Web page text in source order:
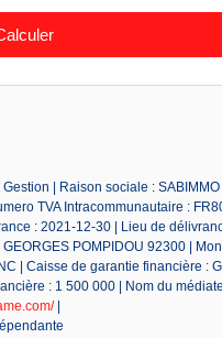
| Raison sociale :
TVA Intracommunautaire :
: 2021-12-30 | Lieu de
POMPIDOU 92300 |
| Caisse de garantie financière :
: 1 500 000 | Nom du
|